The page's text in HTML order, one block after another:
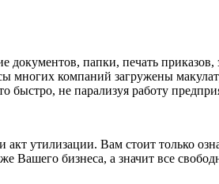
папки, печать приказов,
компаний загружены
быстро, не парализуя работу
утилизации. Вам стоит только
Вашего бизнеса, а значит все